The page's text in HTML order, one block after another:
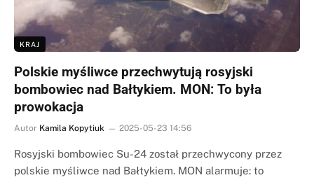
KRAJ
Polskie myśliwce przechwytują rosyjski
bombowiec nad Bałtykiem. MON: To była
prowokacja
Autor Kamila Kopytiuk 2025-05-23 14:56
Rosyjski bombowiec Su-24 został przechwycony przez
polskie myśliwce nad Bałtykiem. MON alarmuje: to